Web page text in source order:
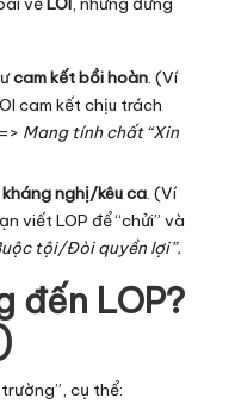
cam kết bồi hoàn. (Ví
cam kết chịu trách
Mang tính chất “Xin
kháng nghị/kêu ca. (Ví
viết LOP để “chửi” và
tội/Đòi quyền lợi”.
đến LOP?
cụ thể: